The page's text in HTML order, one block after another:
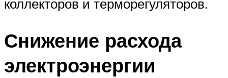
коллекторов и терморегуляторов.
Снижение расхода
электроэнергии